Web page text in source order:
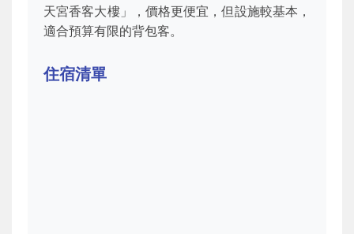
天宮香客大樓」，價格更便宜，但設施較基本，
適合預算有限的背包客。
住宿清單